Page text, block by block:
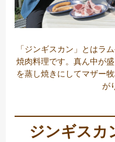
「ジンギスカン」とはラ
焼肉料理です。真ん中が
を蒸し焼きにしてマザー
が
ジンギスカ